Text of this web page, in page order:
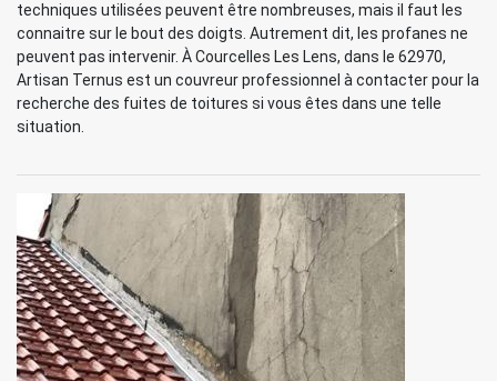
techniques utilisées peuvent être nombreuses, mais il faut les
connaitre sur le bout des doigts. Autrement dit, les profanes ne
peuvent pas intervenir. À Courcelles Les Lens, dans le 62970,
Artisan Ternus est un couvreur professionnel à contacter pour la
recherche des fuites de toitures si vous êtes dans une telle
situation.